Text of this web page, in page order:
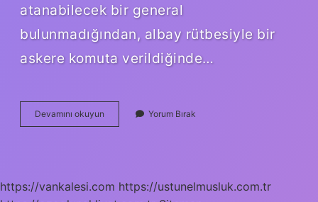
atanabilecek bir general
bulunmadığından, albay rütbesiyle bir
askere komuta verildiğinde…
Devamını okuyun
Rütbe
Yorum Bırak
https://vankalesi.com https://ustunelmusluk.com.tr